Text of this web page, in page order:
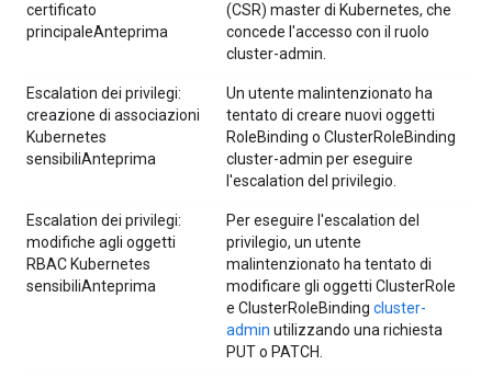
certificato
principaleAnteprima
(CSR) master di Kubernetes, che
concede l'accesso con il ruolo
cluster-admin.
Escalation dei privilegi:
creazione di associazioni
Kubernetes
sensibiliAnteprima
Un utente malintenzionato ha
tentato di creare nuovi oggetti
RoleBinding o ClusterRoleBinding
cluster-admin per eseguire
l'escalation del privilegio.
Escalation dei privilegi:
modifiche agli oggetti
RBAC Kubernetes
sensibiliAnteprima
Per eseguire l'escalation del
privilegio, un utente
malintenzionato ha tentato di
modificare gli oggetti ClusterRole
e ClusterRoleBinding cluster-
admin utilizzando una richiesta
PUT o PATCH.